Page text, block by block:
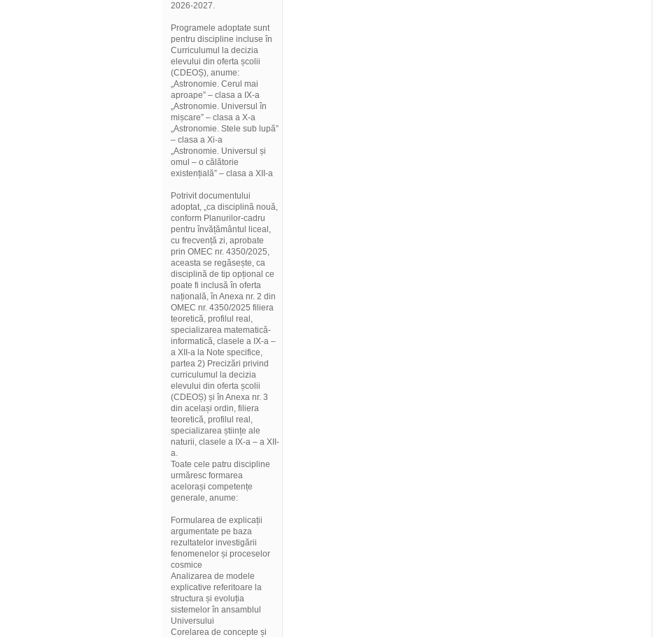
2026-2027.
Programele adoptate sunt
pentru discipline incluse în
Curriculumul la decizia
elevului din oferta școlii
(CDEOȘ), anume:
„Astronomie. Cerul mai
aproape” – clasa a IX-a
„Astronomie. Universul în
mișcare” – clasa a X-a
„Astronomie. Stele sub lupă”
– clasa a Xi-a
„Astronomie. Universul și
omul – o călătorie
existențială” – clasa a XII-a
Potrivit documentului
adoptat, „ca disciplină nouă,
conform Planurilor-cadru
pentru învățământul liceal,
cu frecvență zi, aprobate
prin OMEC nr. 4350/2025,
aceasta se regăsește, ca
disciplină de tip opțional ce
poate fi inclusă în oferta
națională, în Anexa nr. 2 din
OMEC nr. 4350/2025 filiera
teoretică, profilul real,
specializarea matematică-
informatică, clasele a IX-a –
a XII-a la Note specifice,
partea 2) Precizări privind
curriculumul la decizia
elevului din oferta școlii
(CDEOȘ) și în Anexa nr. 3
din același ordin, filiera
teoretică, profilul real,
specializarea științe ale
naturii, clasele a IX-a – a XII-
a.
Toate cele patru discipline
urmăresc formarea
acelorași competențe
generale, anume:
Formularea de explicații
argumentate pe baza
rezultatelor investigării
fenomenelor și proceselor
cosmice
Analizarea de modele
explicative referitoare la
structura și evoluția
sistemelor în ansamblul
Universului
Corelarea de concepte și